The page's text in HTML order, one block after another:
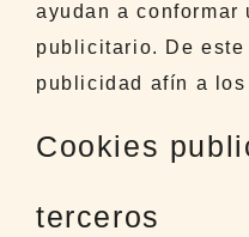
ayudan a
publicitario. De este
publicidad afín a
Cookies
terceros